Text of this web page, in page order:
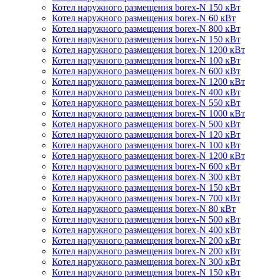
Котел наружного размещения borex-N 150 кВт
Котел наружного размещения borex-N 60 кВт
Котел наружного размещения borex-N 800 кВт
Котел наружного размещения borex-N 150 кВт
Котел наружного размещения borex-N 1200 кВт
Котел наружного размещения borex-N 100 кВт
Котел наружного размещения borex-N 600 кВт
Котел наружного размещения borex-N 1200 кВт
Котел наружного размещения borex-N 400 кВт
Котел наружного размещения borex-N 550 кВт
Котел наружного размещения borex-N 1000 кВт
Котел наружного размещения borex-N 500 кВт
Котел наружного размещения borex-N 120 кВт
Котел наружного размещения borex-N 100 кВт
Котел наружного размещения borex-N 1200 кВт
Котел наружного размещения borex-N 600 кВт
Котел наружного размещения borex-N 300 кВт
Котел наружного размещения borex-N 150 кВт
Котел наружного размещения borex-N 700 кВт
Котел наружного размещения borex-N 80 кВт
Котел наружного размещения borex-N 500 кВт
Котел наружного размещения borex-N 400 кВт
Котел наружного размещения borex-N 200 кВт
Котел наружного размещения borex-N 200 кВт
Котел наружного размещения borex-N 300 кВт
Котел наружного размещения borex-N 150 кВт